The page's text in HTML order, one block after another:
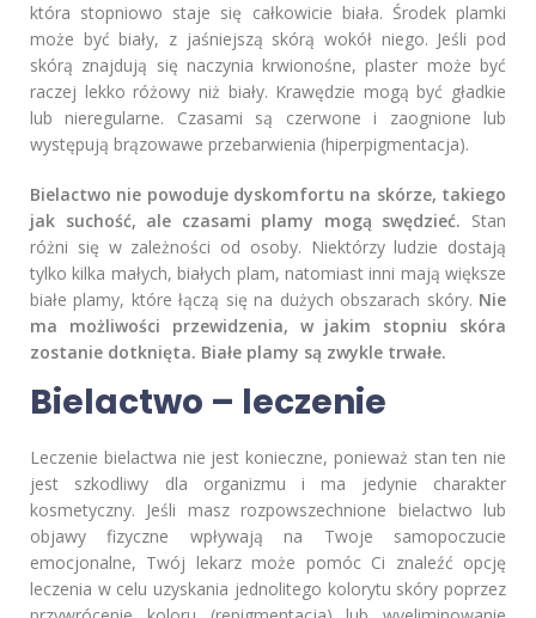
która stopniowo staje się całkowicie biała. Środek plamki
może być biały, z jaśniejszą skórą wokół niego. Jeśli pod
skórą znajdują się naczynia krwionośne, plaster może być
raczej lekko różowy niż biały. Krawędzie mogą być gładkie
lub nieregularne. Czasami są czerwone i zaognione lub
występują brązowawe przebarwienia (hiperpigmentacja).
Bielactwo nie powoduje dyskomfortu na skórze, takiego
jak suchość, ale czasami plamy mogą swędzieć. Stan
różni się w zależności od osoby. Niektórzy ludzie dostają
tylko kilka małych, białych plam, natomiast inni mają większe
białe plamy, które łączą się na dużych obszarach skóry. Nie
ma możliwości przewidzenia, w jakim stopniu skóra
zostanie dotknięta. Białe plamy są zwykle trwałe.
Bielactwo – leczenie
Leczenie bielactwa nie jest konieczne, ponieważ stan ten nie
jest szkodliwy dla organizmu i ma jedynie charakter
kosmetyczny. Jeśli masz rozpowszechnione bielactwo lub
objawy fizyczne wpływają na Twoje samopoczucie
emocjonalne, Twój lekarz może pomóc Ci znaleźć opcję
leczenia w celu uzyskania jednolitego kolorytu skóry poprzez